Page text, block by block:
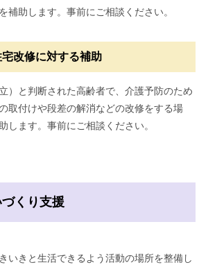
補助します。事前にご相談ください。
改修に対する補助
）と判断された高齢者で、介護予防のため
取付けや段差の解消などの改修をする場
します。事前にご相談ください。
くり支援
いきと生活できるよう活動の場所を整備し